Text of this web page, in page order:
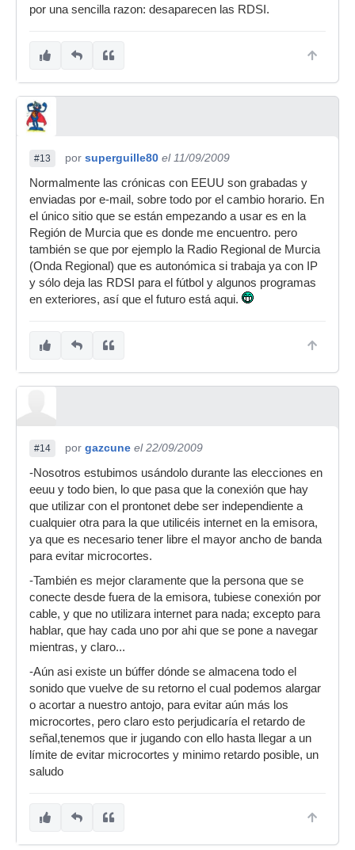
por una sencilla razon: desaparecen las RDSI.
#13 por superguille80 el 11/09/2009
Normalmente las crónicas con EEUU son grabadas y
enviadas por e-mail, sobre todo por el cambio horario. En
el único sitio que se están empezando a usar es en la
Región de Murcia que es donde me encuentro. pero
también se que por ejemplo la Radio Regional de Murcia
(Onda Regional) que es autonómica si trabaja ya con IP
y sólo deja las RDSI para el fútbol y algunos programas
en exteriores, así que el futuro está aqui.
#14 por gazcune el 22/09/2009
-Nosotros estubimos usándolo durante las elecciones en
eeuu y todo bien, lo que pasa que la conexión que hay
que utilizar con el prontonet debe ser independiente a
cualquier otra para la que utilicéis internet en la emisora,
ya que es necesario tener libre el mayor ancho de banda
para evitar microcortes.
-También es mejor claramente que la persona que se
conecte desde fuera de la emisora, tubiese conexión por
cable, y que no utilizara internet para nada; excepto para
hablar, que hay cada uno por ahi que se pone a navegar
mientras, y claro...
-Aún asi existe un búffer dónde se almacena todo el
sonido que vuelve de su retorno el cual podemos alargar
o acortar a nuestro antojo, para evitar aún más los
microcortes, pero claro esto perjudicaría el retardo de
señal,tenemos que ir jugando con ello hasta llegar a un
límite de evitar microcortes y minimo retardo posible, un
saludo